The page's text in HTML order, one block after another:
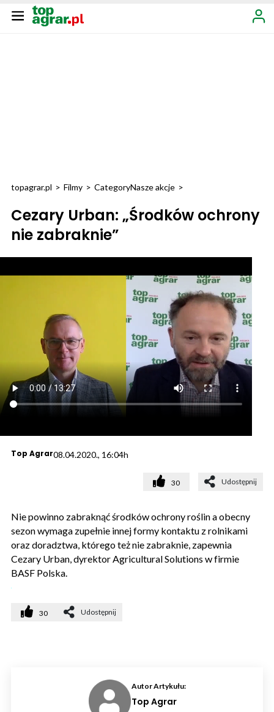
topagrar.pl > Filmy > CategoryNasze akcje >
Cezary Urban: „Środków ochrony
nie zabraknie”
Top Agrar08.04.2020., 16:04h
30 Udostępnij
Nie powinno zabraknąć środków ochrony roślin a obecny
sezon wymaga zupełnie innej formy kontaktu z rolnikami
oraz doradztwa, którego też nie zabraknie, zapewnia
Cezary Urban, dyrektor Agricultural Solutions w firmie
BASF Polska.
30 Udostępnij
Autor Artykułu:
Top Agrar